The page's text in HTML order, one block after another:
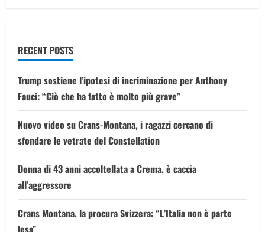
RECENT POSTS
Trump sostiene l’ipotesi di incriminazione per Anthony
Fauci: “Ciò che ha fatto è molto più grave”
Nuovo video su Crans-Montana, i ragazzi cercano di
sfondare le vetrate del Constellation
Donna di 43 anni accoltellata a Crema, è caccia
all’aggressore
Crans Montana, la procura Svizzera: “L’Italia non è parte
lesa”